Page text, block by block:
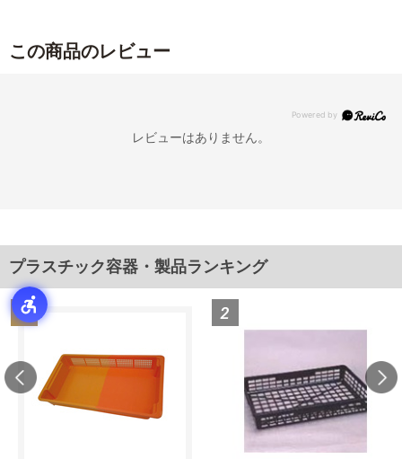
この商品のレビュー
レビューはありません。
プラスチック容器・製品ランキング